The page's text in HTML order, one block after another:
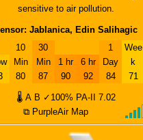
sensitive to air pollution.
Jablanica, Edin Salihagic
10
Min
80
30
Min
87
1 hr
90
6 hr
92
1
Day
84
Wee
k
71
🌡 A B ✓100% PA-II
7.02
⧉ PurpleAir Map